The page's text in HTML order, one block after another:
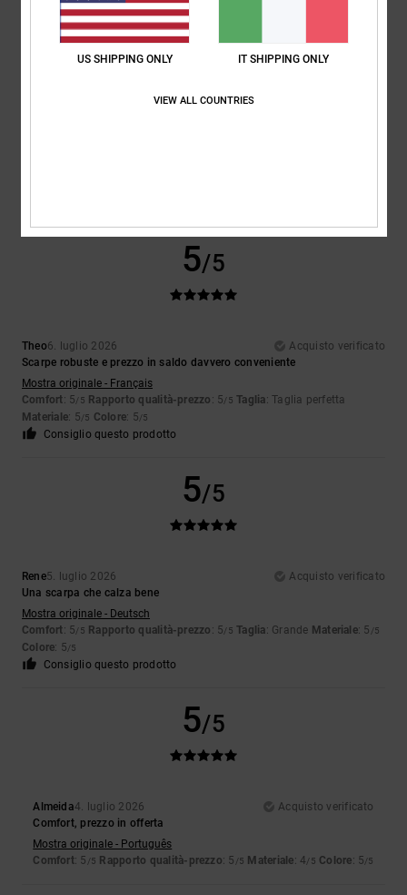
5
5/5
Theo6. luglio 2026
Acquisto verificato
Scarpe robuste e prezzo in saldo davvero conveniente
Mostra originale - Français
Comfort: 5/5 Rapporto qualità-prezzo : 5/5 Taglia: Taglia perfetta
Materiale: 5/5 Colore: 5/5
Consiglio questo prodotto
5/5
Rene5. luglio 2026
Acquisto verificato
Una scarpa che calza bene
Mostra originale - Deutsch
Comfort: 5/5 Rapporto qualità-prezzo : 5/5 Taglia: Grande Materiale: 5 /5
Colore: 5/5
Consiglio questo prodotto
5/5
Almeida4. luglio 2026
Acquisto verificato
Comfort, prezzo in offerta
Mostra originale - Português
Comfort: 5 /5 Rapporto qualità-prezzo: 5 /5 Materiale: 4/5 Colore: 5/5
US SHIPPING ONLY IT SHIPPING ONLY
VIEW ALL COUNTRIES